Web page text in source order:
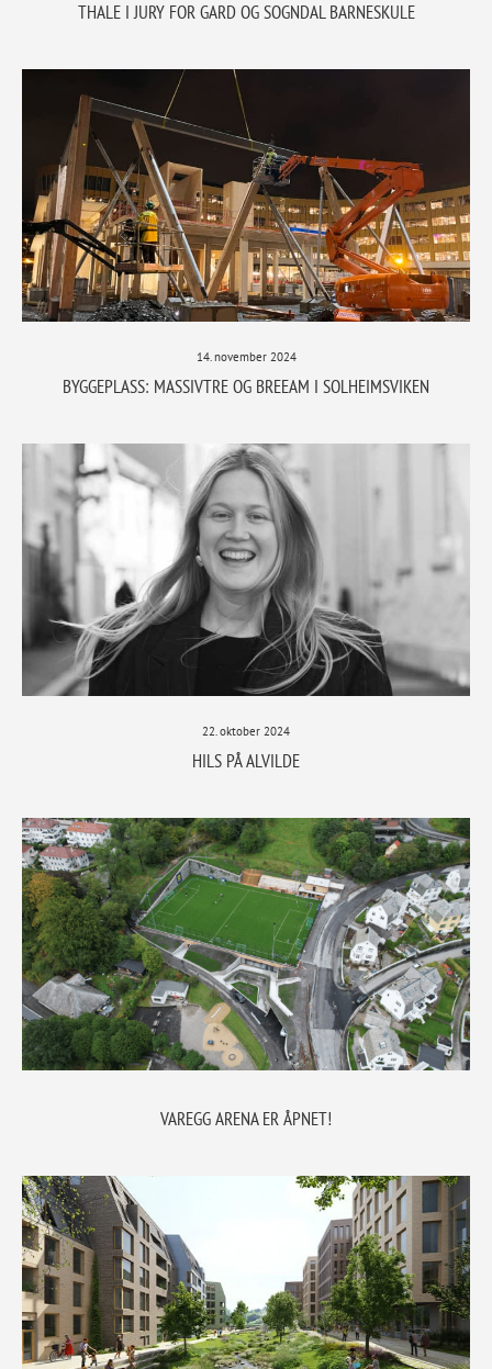
THALE I JURY FOR GARD OG SOGNDAL BARNESKULE
14. november 2024
BYGGEPLASS: MASSIVTRE OG BREEAM I SOLHEIMSVIKEN
22. oktober 2024
HILS PÅ ALVILDE
VAREGG ARENA ER ÅPNET!